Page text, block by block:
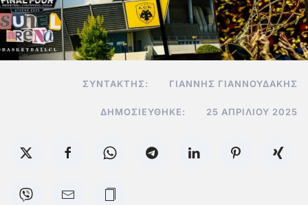
ΣΥΝΤΆΚΤΗΣ: ΓΙΆΝΝΗΣ ΓΙΑΝΝΟΥΔΆΚΗΣ
ΔΗΜΟΣΙΕΎΘΗΚΕ: 25 ΑΠΡΙΛΊΟΥ 2025